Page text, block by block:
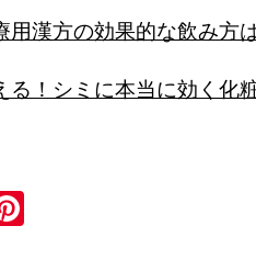
用漢方の効果的な飲み方
る！シミに本当に効く化